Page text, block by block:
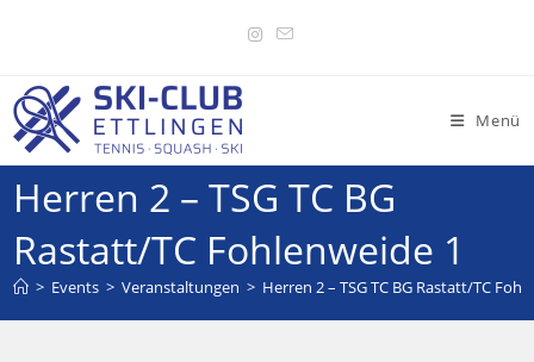
Menü
Herren 2 – TSG TC BG
Rastatt/TC Fohlenweide 1
> Events > Veranstaltungen > Herren 2 – TSG TC BG Rastatt/TC